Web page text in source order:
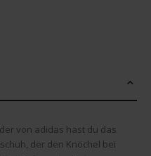
von adidas hast du das
der den Knöchel bei